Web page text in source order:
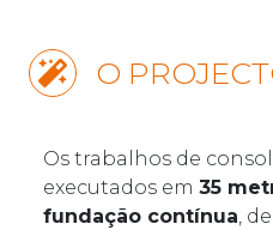
O
Os trabalhos de
executados em 35
fundação contínua,